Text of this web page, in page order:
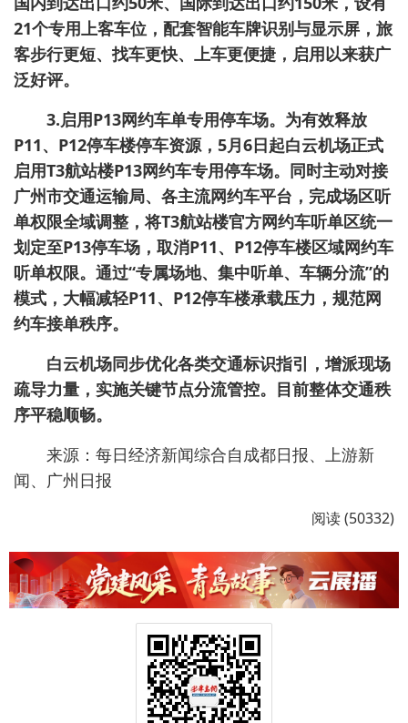
21个专用上客车位，配套智能车牌识别与显示屏，旅
客步行更短、找车更快、上车更便捷，启用以来获广
泛好评。
3.启用P13网约车单专用停车场。为有效释放
P11、P12停车楼停车资源，5月6日起白云机场正式
启用T3航站楼P13网约车专用停车场。同时主动对接
广州市交通运输局、各主流网约车平台，完成场区听
单权限全域调整，将T3航站楼官方网约车听单区统一
划定至P13停车场，取消P11、P12停车楼区域网约车
听单权限。通过“专属场地、集中听单、车辆分流”的
模式，大幅减轻P11、P12停车楼承载压力，规范网
约车接单秩序。
白云机场同步优化各类交通标识指引，增派现场
疏导力量，实施关键节点分流管控。目前整体交通秩
序平稳顺畅。
来源：每日经济新闻综合自成都日报、上游新
闻、广州日报
阅读 (50332)